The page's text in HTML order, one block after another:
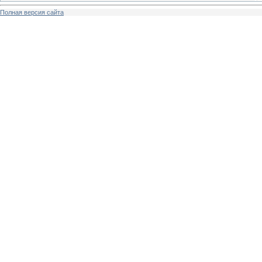
Полная версия сайта